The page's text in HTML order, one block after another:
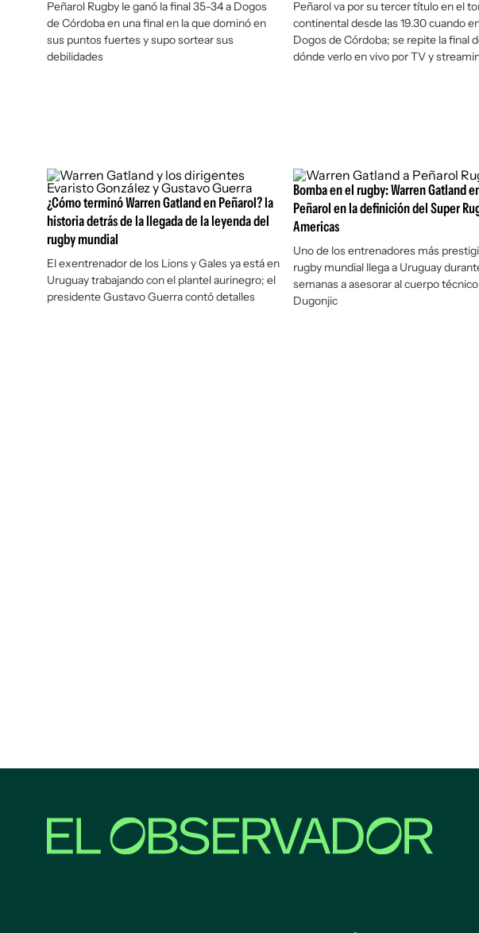
Peñarol Rugby le ganó la final 35-34 a Dogos
de Córdoba en una final en la que dominó en
sus puntos fuertes y supo sortear sus
debilidades
Peñarol va por su tercer título en el
continental desde las 19.30 cuando
Dogos de Córdoba; se repite la final
dónde verlo en vivo por TV y
¿Cómo terminó Warren Gatland en Peñarol? la
historia detrás de la llegada de la leyenda del
rugby mundial
El exentrenador de los Lions y Gales ya está en
Uruguay trabajando con el plantel aurinegro; el
presidente Gustavo Guerra contó detalles
Bomba en el rugby: Warren Gatland
Peñarol en la definición del Super
Americas
Uno de los entrenadores más
rugby mundial llega a Uruguay
semanas a asesorar al cuerpo
Dugonjic